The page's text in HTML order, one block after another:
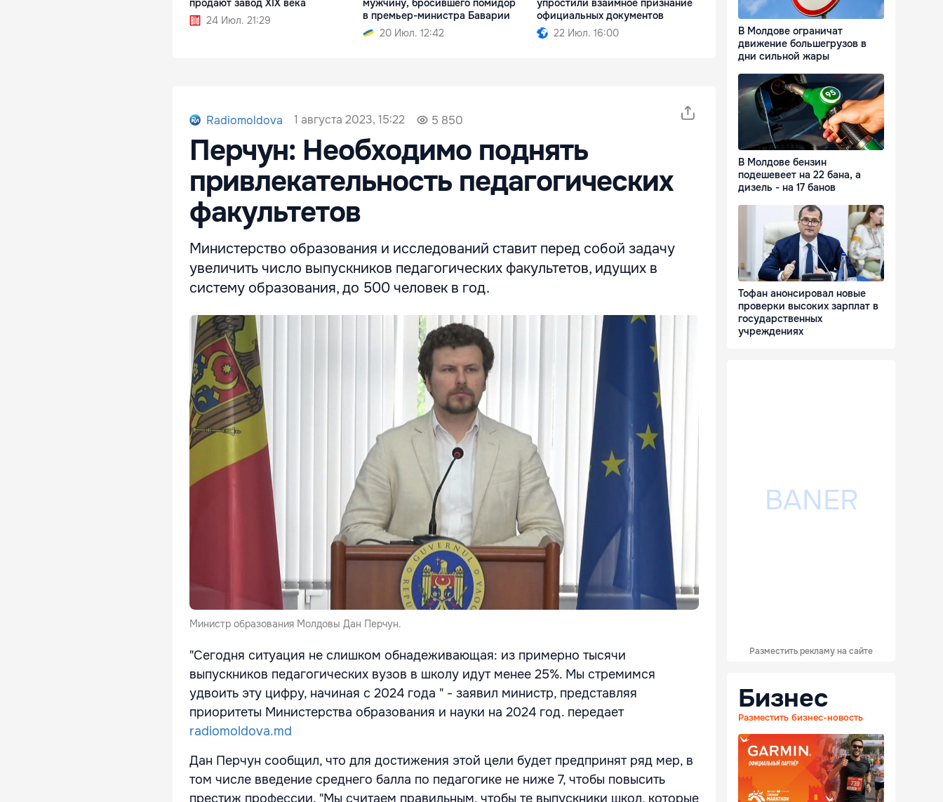
продают завод XIX века
24 Июл. 21:29
мужчину, бросившего помидор
в премьер-министра Баварии
20 Июл. 12:42
упростили взаимное признание
официальных документов
22 Июл. 16:00
Radiomoldova 1 августа 2023, 15:22 5 850
Перчун: Необходимо поднять
привлекательность педагогических
факультетов
Министерство образования и исследований ставит перед собой задачу
увеличить число выпускников педагогических факультетов, идущих в
систему образования, до 500 человек в год.
Министр образования Молдовы Дан Перчун.
"Сегодня ситуация не слишком обнадеживающая: из примерно тысячи
выпускников педагогических вузов в школу идут менее 25%. Мы стремимся
удвоить эту цифру, начиная с 2024 года " - заявил министр, представляя
приоритеты Министерства образования и науки на 2024 год. передает
radiomoldova.md
Дан Перчун сообщил, что для достижения этой цели будет предпринят ряд мер, в
том числе введение среднего балла по педагогике не ниже 7, чтобы повысить
престиж профессии. "Мы считаем правильным, чтобы те выпускники школ, которые
В Молдове ограничат
движение большегрузов в
дни сильной жары
В Молдове бензин
подешевеет на 22 бана, а
дизель - на 17 банов
Тофан анонсировал новые
проверки высоких зарплат в
государственных
учреждениях
Разместить рекламу на сайте
Бизнес
Разместить бизнес-новость